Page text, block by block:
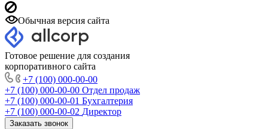
Обычная версия сайта
Готовое решение для создания
корпоративного сайта
+7 (100) 000-00-00
+7 (100) 000-00-00 Отдел продаж
+7 (100) 000-00-01 Бухгалтерия
+7 (100) 000-00-02 Директор
Заказать звонок